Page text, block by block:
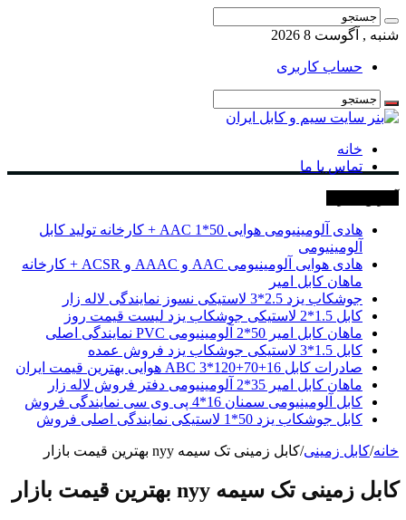
شنبه , آگوست 8 2026
حساب کاربری
خانه
تماس با ما
هادی آلومینیومی هوایی 50*1 AAC + کارخانه تولید کابل
آلومینیومی
هادی هوایی آلومینیومی AAC و AAAC و ACSR + کارخانه
ماهان کابل امیر
جوشکاب یزد 2.5*3 لاستیکی نسوز نمایندگی لاله زار
کابل 1.5*2 لاستیکی جوشکاب یزد لیست قیمت روز
ماهان کابل امیر 50*2 آلومینیومی PVC نمایندگی اصلی
کابل 1.5*3 لاستیکی جوشکاب یزد فروش عمده
صادرات کابل 16+70+120*3 ABC هوایی بهترین قیمت ایران
ماهان کابل امیر 35*2 آلومینیومی دفتر فروش لاله زار
کابل آلومینیومی سمنان 16*4 پی وی سی نمایندگی فروش
کابل جوشکاب یزد 50*1 لاستیکی نمایندگی اصلی فروش
خانه/کابل زمینی/کابل زمینی تک سیمه nyy بهترین قیمت بازار
کابل زمینی تک سیمه nyy بهترین قیمت بازار